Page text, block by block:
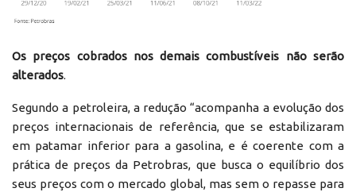
Os preços cobrados nos demais combustíveis não serão
alterados.
Segundo a petroleira, a redução “acompanha a evolução dos
preços internacionais de referência, que se estabilizaram
em patamar inferior para a gasolina, e é coerente com a
prática de preços da Petrobras, que busca o equilíbrio dos
seus preços com o mercado global, mas sem o repasse para